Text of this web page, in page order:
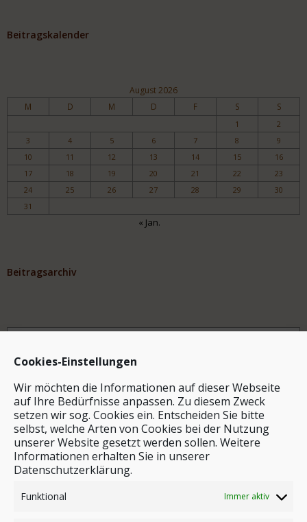
Cookies-Einstellungen
Wir möchten die Informationen auf dieser Webseite
auf Ihre Bedürfnisse anpassen. Zu diesem Zweck
setzen wir sog. Cookies ein. Entscheiden Sie bitte
selbst, welche Arten von Cookies bei der Nutzung
unserer Website gesetzt werden sollen. Weitere
Informationen erhalten Sie in unserer
Datenschutzerklärung.
Funktional Immer aktiv
Beitragskalender
August 2026
M D M D F S S
1
2
3
4 5 6 7 8
9
10
11 12 13 14 15
16
17
18 19 20 21 22
23
24
25 26 27 28 29
30
31
« Jan.
Beitragsarchiv
Archiv
Stichwortsuche